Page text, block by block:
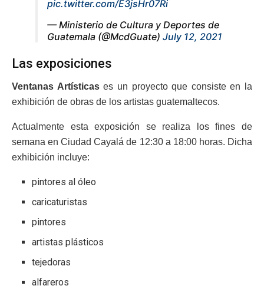
pic.twitter.com/E3jsHr07Ri
— Ministerio de Cultura y Deportes de
Guatemala (@McdGuate) July 12, 2021
Las exposiciones
Ventanas Artísticases un proyecto que consiste en la
exhibición de obras de los artistas guatemaltecos.
Actualmente esta exposición se realiza los fines de
semana en Ciudad Cayalá de 12:30 a 18:00 horas. Dicha
exhibición incluye:
pintores al óleo
caricaturistas
pintores
artistas plásticos
tejedoras
alfareros